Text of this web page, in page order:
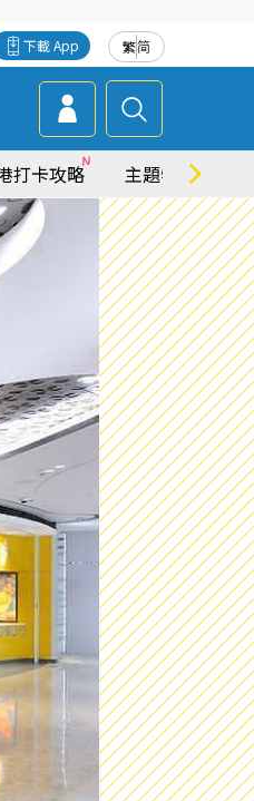
繁简
下載 App
打卡攻略 主題特集